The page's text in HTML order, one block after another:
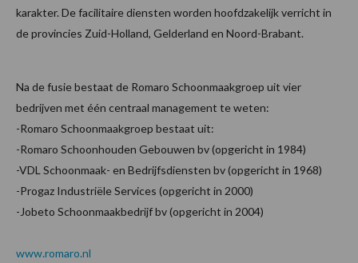
karakter. De facilitaire diensten worden hoofdzakelijk verricht in
de provincies Zuid-Holland, Gelderland en Noord-Brabant.
Na de fusie bestaat de Romaro Schoonmaakgroep uit vier
bedrijven met één centraal management te weten:
-Romaro Schoonmaakgroep bestaat uit:
-Romaro Schoonhouden Gebouwen bv (opgericht in 1984)
-VDL Schoonmaak- en Bedrijfsdiensten bv (opgericht in 1968)
-Progaz Industriële Services (opgericht in 2000)
-Jobeto Schoonmaakbedrijf bv (opgericht in 2004)
www.romaro.nl